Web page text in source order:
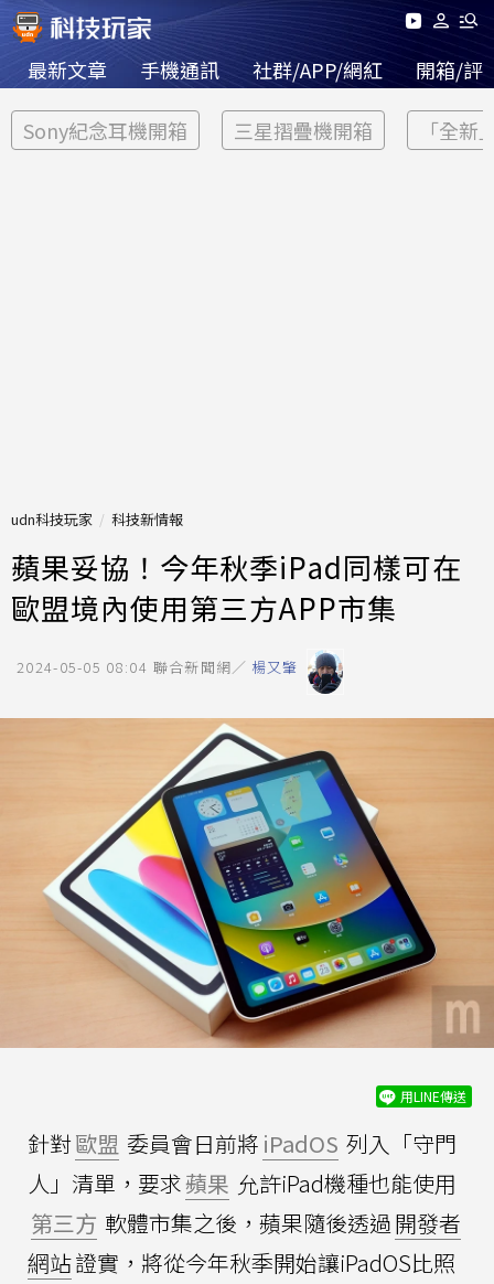
最新文章 手機通訊 社群/APP/網紅 開箱/評
Sony紀念耳機開箱 三星摺疊機開箱 「全新
udn科技玩家 科技新情報
蘋果妥協！今年秋季iPad同樣可在
歐盟境內使用第三方APP市集
2024-05-05 08:04 聯合新聞網／ 楊又肇
用LINE傳送
針對歐盟 委員會日前將 iPadOS 列入「守門
人」清單，要求蘋果 允許iPad機種也能使用
第三方 軟體市集之後，蘋果隨後透過開發者
網站證實，將從今年秋季開始讓iPadOS比照